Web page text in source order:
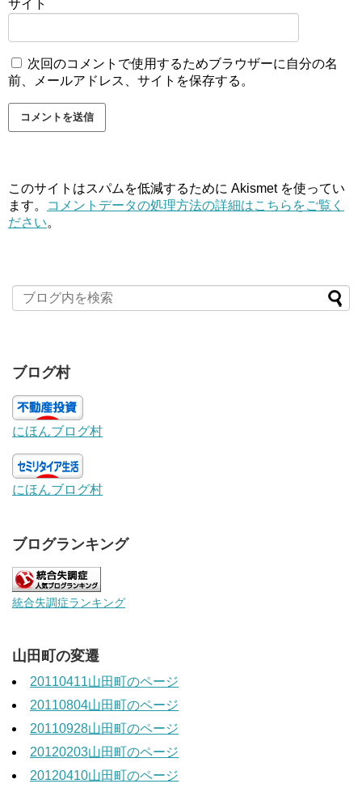
サイト
次回のコメントで使用するためブラウザーに自分の名
前、メールアドレス、サイトを保存する。
このサイトはスパムを低減するために Akismet を使ってい
ます。
コメントデータの処理方法の詳細はこちらをご覧く
ださい。
ブログ村
にほんブログ村
にほんブログ村
ブログランキング
統合失調症ランキング
山田町の変遷
20110411山田町のページ
20110804山田町のページ
20110928山田町のページ
20120203山田町のページ
20120410山田町のページ